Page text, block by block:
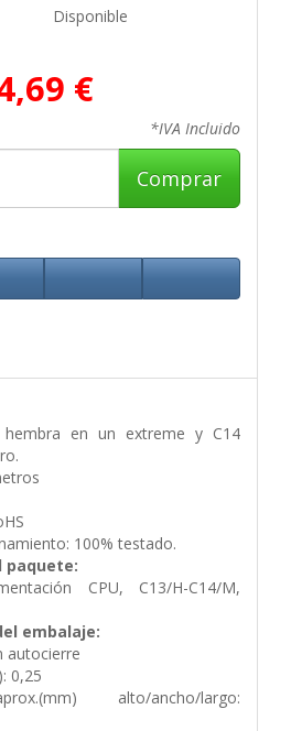
Disponible
€
*IVA Incluido
Comprar
hembra en un extreme y C14
100% testado.
paquete:
CPU, C13/H-C14/M,
embalaje:
autocierre
0,25
alto/ancho/largo: